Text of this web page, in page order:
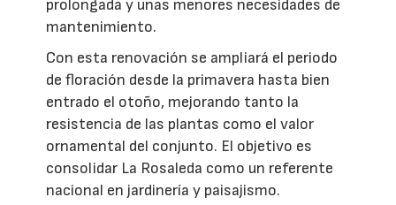
prolongada y unas menores necesidades de
mantenimiento.
Con esta renovación se ampliará el periodo
de floración desde la primavera hasta bien
entrado el otoño, mejorando tanto la
resistencia de las plantas como el valor
ornamental del conjunto. El objetivo es
consolidar La Rosaleda como un referente
nacional en jardinería y paisajismo.